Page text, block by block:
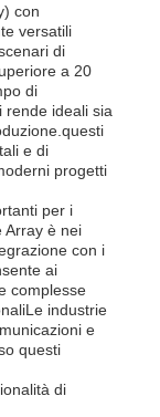
con
versatili
di
a 20
di
rende ideali sia
e di
progetti
per i
Array è nei
con i
ai
complesse
industrie
e
questi
di